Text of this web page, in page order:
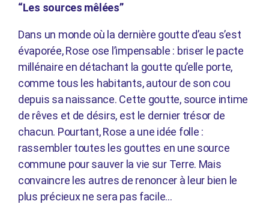
“Les sources mêlées”
Dans un monde où la dernière goutte d’eau s’est
évaporée, Rose ose l’impensable : briser le pacte
millénaire en détachant la goutte qu’elle porte,
comme tous les habitants, autour de son cou
depuis sa naissance. Cette goutte, source intime
de rêves et de désirs, est le dernier trésor de
chacun. Pourtant, Rose a une idée folle :
rassembler toutes les gouttes en une source
commune pour sauver la vie sur Terre. Mais
convaincre les autres de renoncer à leur bien le
plus précieux ne sera pas facile…